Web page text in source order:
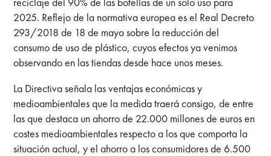
2025. Reflejo de la normativa europea es el Real Decreto
293/2018 de 18 de mayo sobre la reducción del
consumo de uso de plástico, cuyos efectos ya venimos
observando en las tiendas desde hace unos meses.
La Directiva señala las ventajas económicas y
medioambientales que la medida traerá consigo, de entre
las que destaca un ahorro de 22.000 millones de euros en
costes medioambientales respecto a los que comporta la
situación actual, y el ahorro a los consumidores de 6.500